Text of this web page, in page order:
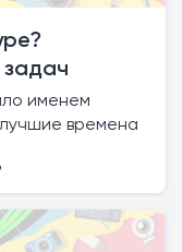
именем
времена